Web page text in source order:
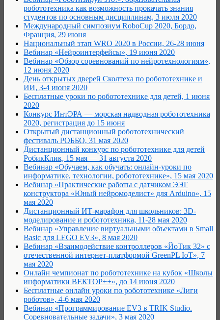
робототехника как возможность прокачать знания
студентов по основным дисциплинам, 3 июля 2020
Международный симпозиум RoboCup 2020, Бордо,
Франция, 29 июня
Национальный этап WRO 2020 в России, 26-28 июня
Вебинар «Нейроинтерфейсы», 19 июня 2020
Вебинар «Обзор соревнований по нейротехнологиям»,
12 июня 2020
День открытых дверей Сколтеха по робототехнике и
ИИ, 3-4 июня 2020
Бесплатные уроки по робототехнике для детей, 1 июня
2020
Конкурс ИнтЭРА — морская надводная робототехника
2020, регистрация до 15 июня
Открытый дистанционный робототехнический
фестиваль РОББО, 31 мая 2020
Дистанционный конкурс по робототехнике для детей
РобикКлик, 15 мая — 31 августа 2020
Вебинар «Обучаем, как обучать: онлайн-уроки по
информатике, технологии, робототехнике», 15 мая 2020
Вебинар «Практические работы с датчиком ЭЭГ
конструктора «Юный нейромоделист» для Arduino», 15
мая 2020
Дистанционный ИТ-марафон для школьников: 3D-
моделирование и робототехника, 11-28 мая 2020
Вебинар «Управление виртуальными объектами в Small
Basic для LEGO EV3», 8 мая 2020
Вебинар «Взаимодействие контроллеров «ЙоТик 32» с
отечественной интернет-платформой GreenPL IoT», 7
мая 2020
Онлайн чемпионат по робототехнике на кубок «Школы
информатики ВЕКТОР++», до 14 июня 2020
Бесплатные онлайн уроки по робототехнике «Лиги
роботов», 4-6 мая 2020
Вебинар «Программирование EV3 в TRIK Studio.
Соревновательные задачи», 3 мая 2020